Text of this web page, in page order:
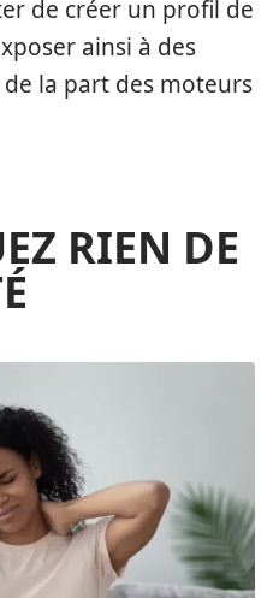
de créer un profil de
ainsi à des
la part des moteurs
RIEN DE